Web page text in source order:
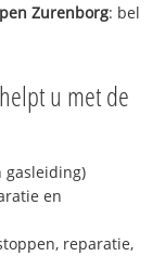
Zurenborg: bel
u met de
gasleiding)
en
reparatie,